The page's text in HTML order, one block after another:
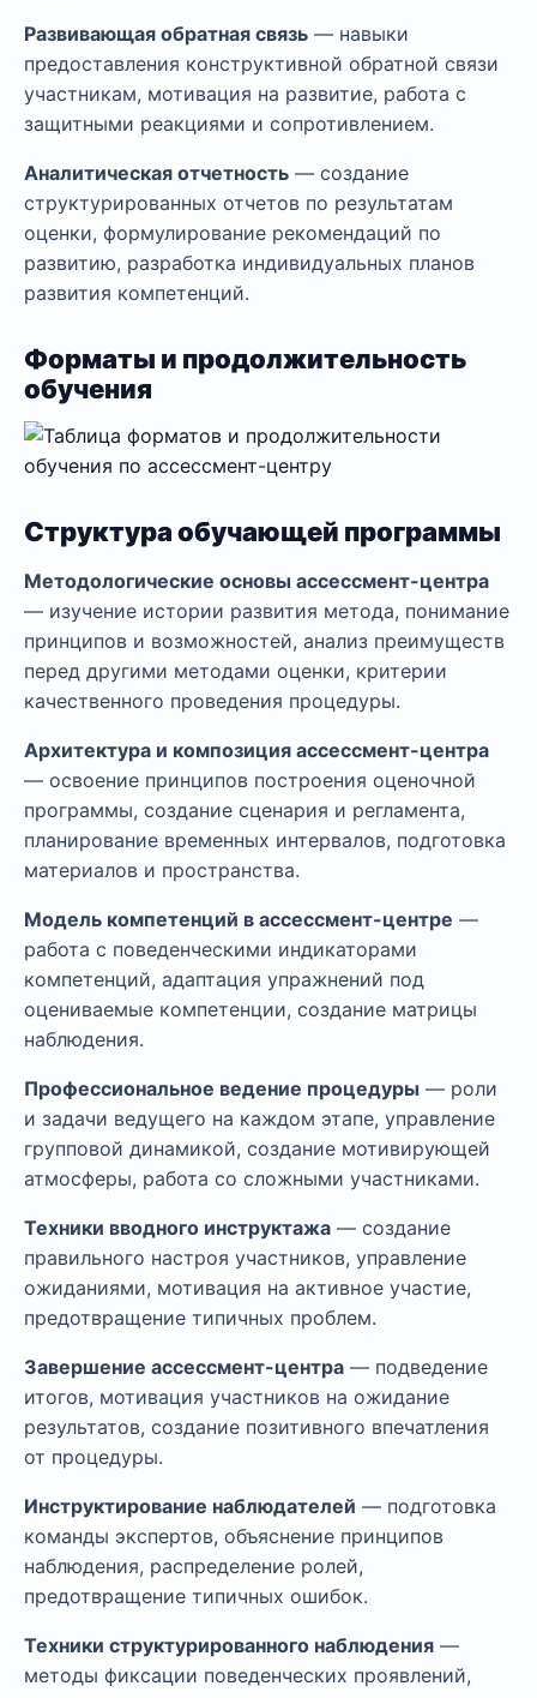
Развивающая обратная связь — навыки
предоставления конструктивной обратной связи
участникам, мотивация на развитие, работа с
защитными реакциями и сопротивлением.
Аналитическая отчетность — создание
структурированных отчетов по результатам
оценки, формулирование рекомендаций по
развитию, разработка индивидуальных планов
развития компетенций.
Форматы и продолжительность
обучения
Структура обучающей программы
Методологические основы ассессмент-центра
— изучение истории развития метода, понимание
принципов и возможностей, анализ преимуществ
перед другими методами оценки, критерии
качественного проведения процедуры.
Архитектура и композиция ассессмент-центра
— освоение принципов построения оценочной
программы, создание сценария и регламента,
планирование временных интервалов, подготовка
материалов и пространства.
Модель компетенций в ассессмент-центре —
работа с поведенческими индикаторами
компетенций, адаптация упражнений под
оцениваемые компетенции, создание матрицы
наблюдения.
Профессиональное ведение процедуры — роли
и задачи ведущего на каждом этапе, управление
групповой динамикой, создание мотивирующей
атмосферы, работа со сложными участниками.
Техники вводного инструктажа — создание
правильного настроя участников, управление
ожиданиями, мотивация на активное участие,
предотвращение типичных проблем.
Завершение ассессмент-центра — подведение
итогов, мотивация участников на ожидание
результатов, создание позитивного впечатления
от процедуры.
Инструктирование наблюдателей — подготовка
команды экспертов, объяснение принципов
наблюдения, распределение ролей,
предотвращение типичных ошибок.
Техники структурированного наблюдения —
методы фиксации поведенческих проявлений,